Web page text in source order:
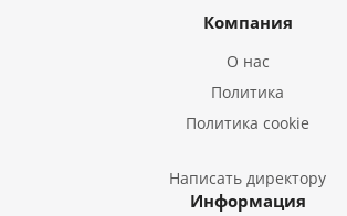
Букеты из Ирисов
Букеты из Эустом
Букеты из Гладиолусов
Букеты из Тюльпанов
Компания
О нас
Политика
Политика cookie
Написать директору
Информация